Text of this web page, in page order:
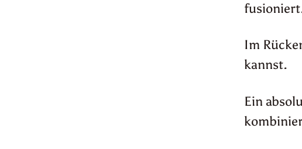
Im
kannst.
Ein